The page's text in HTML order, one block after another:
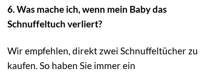
6. Was mache ich, wenn mein Baby das
Schnuffeltuch verliert?
Wir empfehlen, direkt zwei Schnuffeltücher zu
kaufen. So haben Sie immer ein